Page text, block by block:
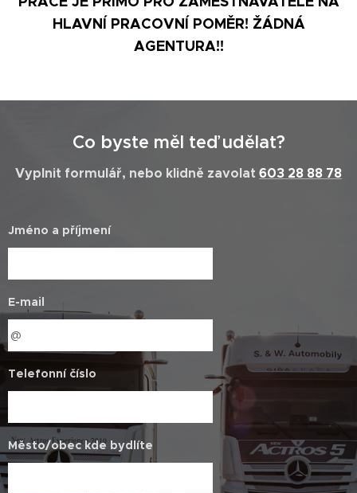
HLAVNÍ PRACOVNÍ POMĚR! ŽÁDNÁ
AGENTURA!!
Co byste měl teď udělat?
Vyplnit formulář, nebo klidně zavolat 603 28 88 78
Jméno a příjmení
E-mail
Telefonní číslo
Město/obec kde bydlíte